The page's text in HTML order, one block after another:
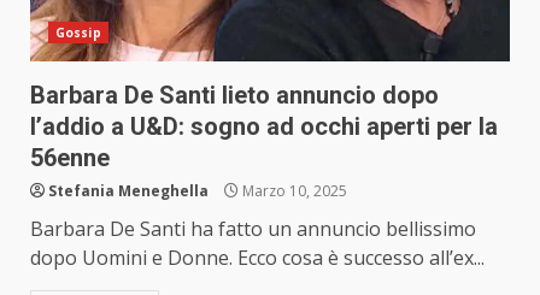
Gossip
Barbara De Santi lieto annuncio dopo
l’addio a U&D: sogno ad occhi aperti per la
56enne
Stefania Meneghella Marzo 10, 2025
Barbara De Santi ha fatto un annuncio bellissimo
dopo Uomini e Donne. Ecco cosa è successo all’ex...